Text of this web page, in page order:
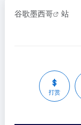
谷歌墨西哥 站
打赏